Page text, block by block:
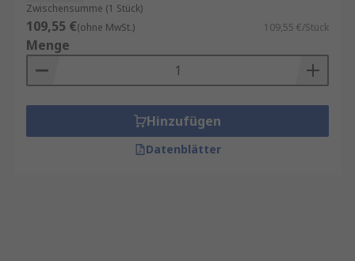
Zwischensumme (1 Stück)
109,55 €(ohne MwSt.) 109,55 €/Stück
Menge
Hinzufügen
Datenblätter